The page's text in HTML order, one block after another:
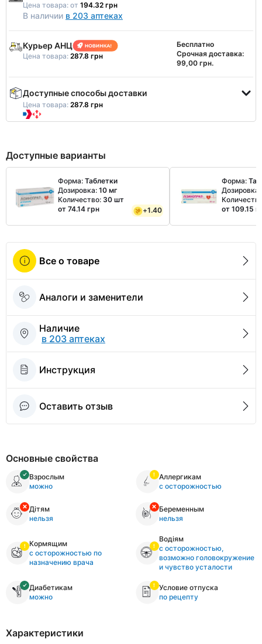
Цена товара: от 194.32 грн
В наличии в 203 аптеках
Курьер АНЦ
Цена товара: 287.8 грн
Бесплатно
Срочная доставка:
99,00 грн.
Доступные способы доставки
Цена товара: 287.8 грн
Доступные варианты
Форма: Таблетки
Дозировка: 10 мг
Количество: 30 шт
от 74.14 грн
+1.40
Форма:
Дозировка:
от 109.15
Все о товаре
Аналоги и заменители
Наличие
в 203 аптеках
Инструкция
Оставить отзыв
Основные свойства
Взрослым
можно
Аллергикам
с осторожностью
Дітям
нельзя
Беременным
нельзя
Кормящим
с осторожностью по
назначению врача
Водіям
с осторожностью,
возможно головокружение
и чувство усталости
Диабетикам
можно
Условие отпуска
по рецепту
Характеристики